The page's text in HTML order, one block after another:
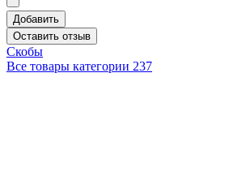
Добавить
Оставить отзыв
Скобы
Все товары категории 237